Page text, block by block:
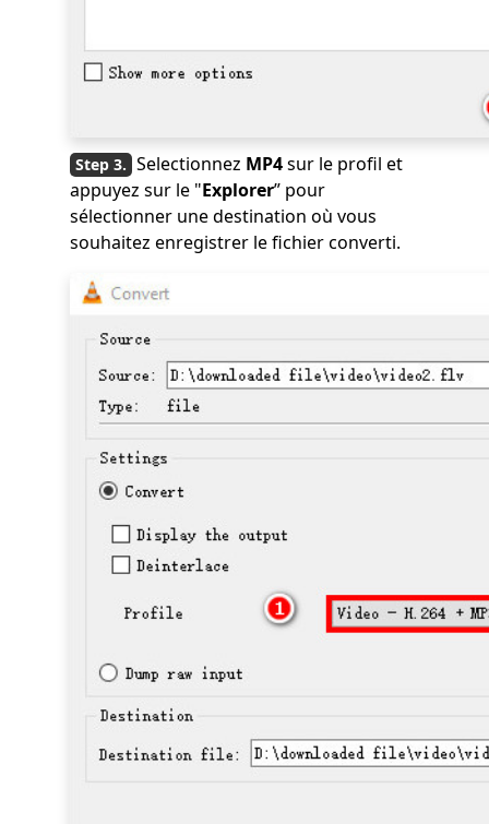
Selectionnez MP4sur le profil et
appuyez sur le "Explorer” pour
sélectionner une destination où vous
souhaitez enregistrer le fichier converti.